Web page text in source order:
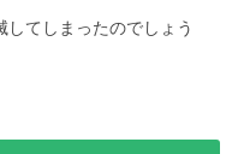
てしまったのでしょう